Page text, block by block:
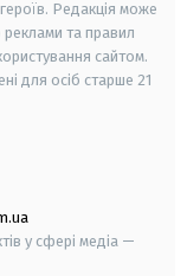
Редакція може
реклами та правил
сайтом.
для осіб старше 21
у сфері медіа —